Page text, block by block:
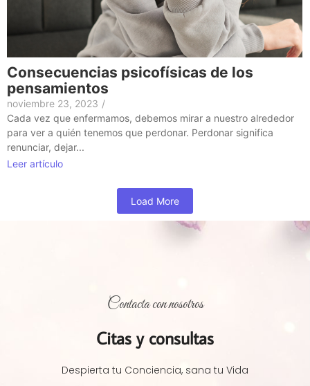
Consecuencias psicofísicas de los
pensamientos
noviembre 23, 2023 /
Cada vez que enfermamos, debemos mirar a nuestro alrededor
para ver a quién tenemos que perdonar. Perdonar significa
renunciar, dejar...
Leer artículo
Load More
Contacta con nosotros
Citas y consultas
Despierta tu Conciencia, sana tu Vida